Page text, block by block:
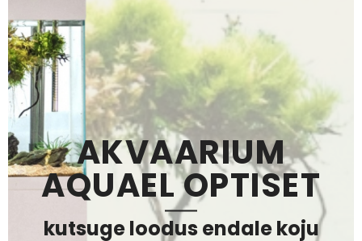
AKVAARIUM
AQUAEL OPTISET
kutsuge loodus endale koju